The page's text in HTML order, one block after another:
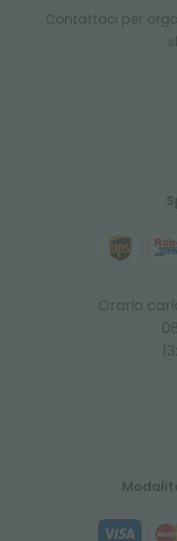
Contattaci per
Orario